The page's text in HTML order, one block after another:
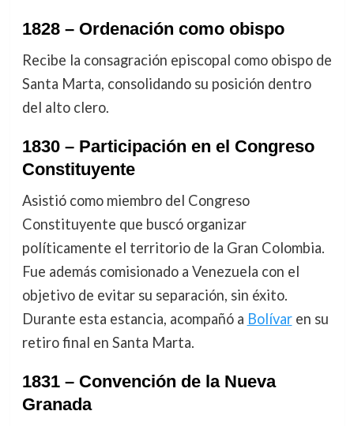
1828 – Ordenación como obispo
Recibe la consagración episcopal como obispo de
Santa Marta, consolidando su posición dentro
del alto clero.
1830 – Participación en el Congreso
Constituyente
Asistió como miembro del Congreso
Constituyente que buscó organizar
políticamente el territorio de la Gran Colombia.
Fue además comisionado a Venezuela con el
objetivo de evitar su separación, sin éxito.
Durante esta estancia, acompañó a Bolívaren su
retiro final en Santa Marta.
1831 – Convención de la Nueva
Granada